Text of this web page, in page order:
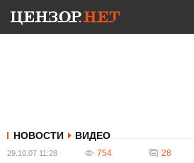
НОВОСТИ ВИДЕО
29.10.07 11:28 754 28